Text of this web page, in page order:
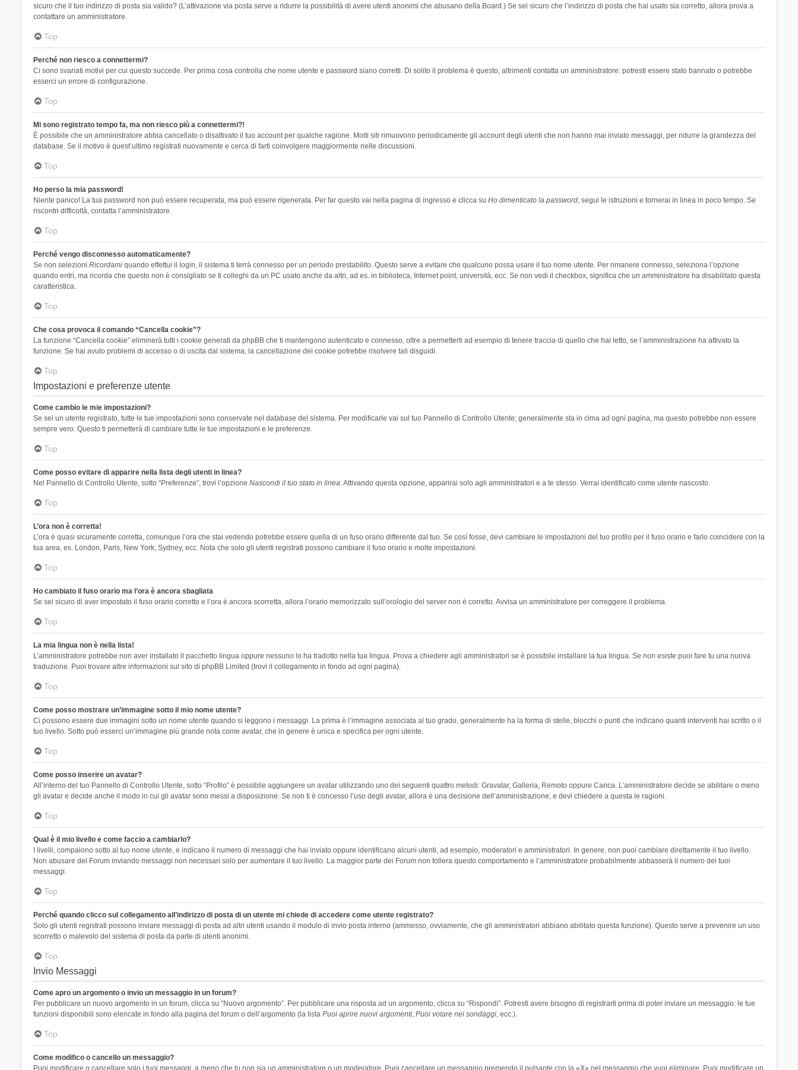
sicuro che il tuo indirizzo di posta sia valido? (L’attivazione via posta serve a ridurre la possibilità di avere utenti anonimi che abusano della Board.) Se sei sicuro che l’indirizzo di posta che hai usato sia corretto, allora prova a
contattare un amministratore.
Top
Perché non riesco a connettermi?
Ci sono svariati motivi per cui questo succede. Per prima cosa controlla che nome utente e password siano corretti. Di solito il problema è questo, altrimenti contatta un amministratore: potresti essere stato bannato o potrebbe
esserci un errore di configurazione.
Top
Mi sono registrato tempo fa, ma non riesco più a connettermi?!
È possibile che un amministratore abbia cancellato o disattivato il tuo account per qualche ragione. Molti siti rimuovono periodicamente gli account degli utenti che non hanno mai inviato messaggi, per ridurre la grandezza del
database. Se il motivo è quest’ultimo registrati nuovamente e cerca di farti coinvolgere maggiormente nelle discussioni.
Top
Ho perso la mia password!
Niente panico! La tua password non può essere recuperata, ma può essere rigenerata. Per far questo vai nella pagina di ingresso e clicca su Ho dimenticato la password, segui le istruzioni e tornerai in linea in poco tempo. Se
riscontri difficoltà, contatta l’amministratore.
Top
Perché vengo disconnesso automaticamente?
Se non selezioni Ricordamiquando effettui il login, il sistema ti terrà connesso per un periodo prestabilito. Questo serve a evitare che qualcuno possa usare il tuo nome utente. Per rimanere connesso, seleziona l’opzione
quando entri, ma ricorda che questo non è consigliato se ti colleghi da un PC usato anche da altri, ad es. in biblioteca, Internet point, università, ecc. Se non vedi il checkbox, significa che un amministratore ha disabilitato questa
caratteristica.
Top
Che cosa provoca il comando “Cancella cookie”?
La funzione “Cancella cookie” eliminerà tutti i cookie generati da phpBB che ti mantengono autenticato e connesso, oltre a permetterti ad esempio di tenere traccia di quello che hai letto, se l’amministrazione ha attivato la
funzione. Se hai avuto problemi di accesso o di uscita dal sistema, la cancellazione dei cookie potrebbe risolvere tali disguidi.
Top
Impostazioni e preferenze utente
Come cambio le mie impostazioni?
Se sei un utente registrato, tutte le tue impostazioni sono conservate nel database del sistema. Per modificarle vai sul tuo Pannello di Controllo Utente; generalmente sta in cima ad ogni pagina, ma questo potrebbe non essere
sempre vero. Questo ti permetterà di cambiare tutte le tue impostazioni e le preferenze.
Top
Come posso evitare di apparire nella lista degli utenti in linea?
Nel Pannello di Controllo Utente, sotto “Preferenze”, trovi l’opzione Nascondi il tuo stato in linea. Attivando questa opzione, apparirai solo agli amministratori e a te stesso. Verrai identificato come utente nascosto.
Top
L’ora non è corretta!
L’ora è quasi sicuramente corretta, comunque l’ora che stai vedendo potrebbe essere quella di un fuso orario differente dal tuo. Se così fosse, devi cambiare le impostazioni del tuo profilo per il fuso orario e farlo coincidere con la
tua area, es. London, Paris, New York, Sydney, ecc. Nota che solo gli utenti registrati possono cambiare il fuso orario e molte impostazioni.
Top
Ho cambiato il fuso orario ma l’ora è ancora sbagliata
Se sei sicuro di aver impostato il fuso orario corretto e l’ora è ancora scorretta, allora l’orario memorizzato sull’orologio del server non è corretto. Avvisa un amministratore per correggere il problema.
Top
La mia lingua non è nella lista!
L’amministratore potrebbe non aver installato il pacchetto lingua oppure nessuno lo ha tradotto nella tua lingua. Prova a chiedere agli amministratori se è possibile installare la tua lingua. Se non esiste puoi fare tu una nuova
traduzione. Puoi trovare altre informazioni sul sito di phpBB Limited (trovi il collegamento in fondo ad ogni pagina).
Top
Come posso mostrare un’immagine sotto il mio nome utente?
Ci possono essere due immagini sotto un nome utente quando si leggono i messaggi. La prima è l’immagine associata al tuo grado, generalmente ha la forma di stelle, blocchi o punti che indicano quanti interventi hai scritto o il
tuo livello. Sotto può esserci un’immagine più grande nota come avatar, che in genere è unica e specifica per ogni utente.
Top
Come posso inserire un avatar?
All’interno del tuo Pannello di Controllo Utente, sotto “Profilo” è possibile aggiungere un avatar utilizzando uno dei seguenti quattro metodi: Gravatar, Galleria, Remoto oppure Carica. L’amministratore decide se abilitare o meno
gli avatar e decide anche il modo in cui gli avatar sono messi a disposizione. Se non ti è concesso l’uso degli avatar, allora è una decisione dell’amministrazione, e devi chiedere a questa le ragioni.
Top
Qual è il mio livello e come faccio a cambiarlo?
I livelli, compaiono sotto al tuo nome utente, e indicano il numero di messaggi che hai inviato oppure identificano alcuni utenti, ad esempio, moderatori e amministratori. In genere, non puoi cambiare direttamente il tuo livello.
Non abusare del Forum inviando messaggi non necessari solo per aumentare il tuo livello. La maggior parte dei Forum non tollera questo comportamento e l’amministratore probabilmente abbasserà il numero dei tuoi
messaggi.
Top
Perché quando clicco sul collegamento all’indirizzo di posta di un utente mi chiede di accedere come utente registrato?
Solo gli utenti registrati possono inviare messaggi di posta ad altri utenti usando il modulo di invio posta interno (ammesso, ovviamente, che gli amministratori abbiano abilitato questa funzione). Questo serve a prevenire un uso
scorretto o malevolo del sistema di posta da parte di utenti anonimi.
Top
Invio Messaggi
Come apro un argomento o invio un messaggio in un forum?
Per pubblicare un nuovo argomento in un forum, clicca su “Nuovo argomento”. Per pubblicare una risposta ad un argomento, clicca su “Rispondi”. Potresti avere bisogno di registrarti prima di poter inviare un messaggio: le tue
funzioni disponibili sono elencate in fondo alla pagina del forum o dell’argomento (la lista Puoi aprire nuovi argomenti, Puoi votare nei sondaggi, ecc.).
Top
Come modifico o cancello un messaggio?
Puoi modificare o cancellare solo i tuoi messaggi, a meno che tu non sia un amministratore o un moderatore. Puoi cancellare un messaggio premendo il pulsante con la «X» nel messaggio che vuoi eliminare. Puoi modificare un